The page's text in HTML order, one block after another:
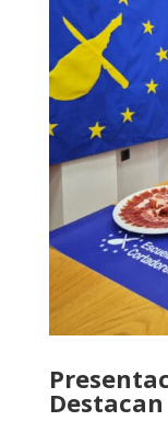
Destacan